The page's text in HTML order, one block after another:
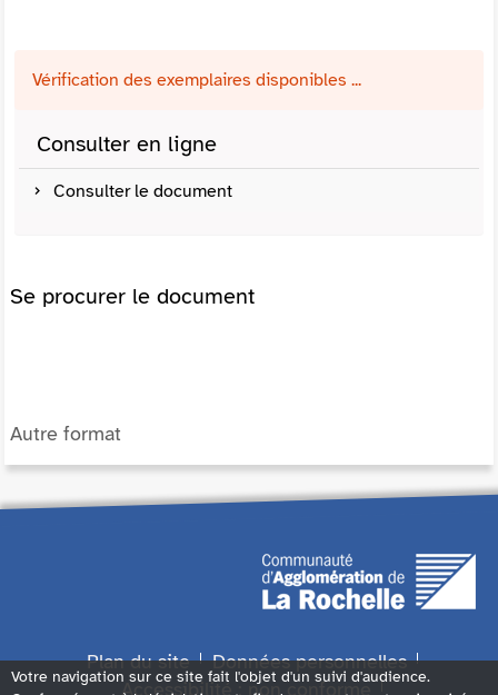
Vérification des exemplaires disponibles ...
Consulter en ligne
Consulter le document
Se procurer le document
Autre format
Plan du site
Données personnelles
Accessibilité : non conforme
Votre navigation sur ce site fait l'objet d'un suivi d'audience.